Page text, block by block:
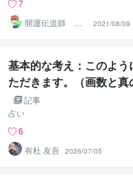
7
開運伝道師 HE
RO
2021/08/09
基本的な考え：このよ
ただきます。（画数と
生が好転する選名改名し
推奨）本物の開運ネーム
ームもＯＫ）
記事
占い
6
有杜 友吾 2026/07/05